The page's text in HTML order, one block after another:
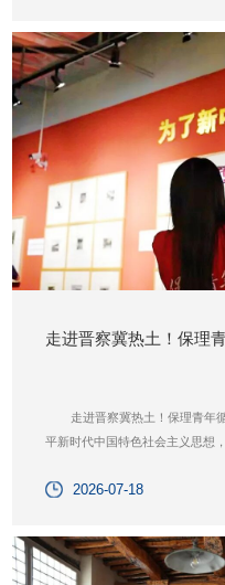
走进晋察冀热土！保理
走进晋察冀热土！保理青年
平新时代中国特色社会主义思想
践育人模式
2026-07-18